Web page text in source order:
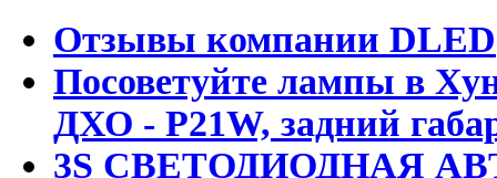
Отзывы компании DLED
Посоветуйте лампы в
ДХО - P21W, задний
3S СВЕТОДИОДНАЯ